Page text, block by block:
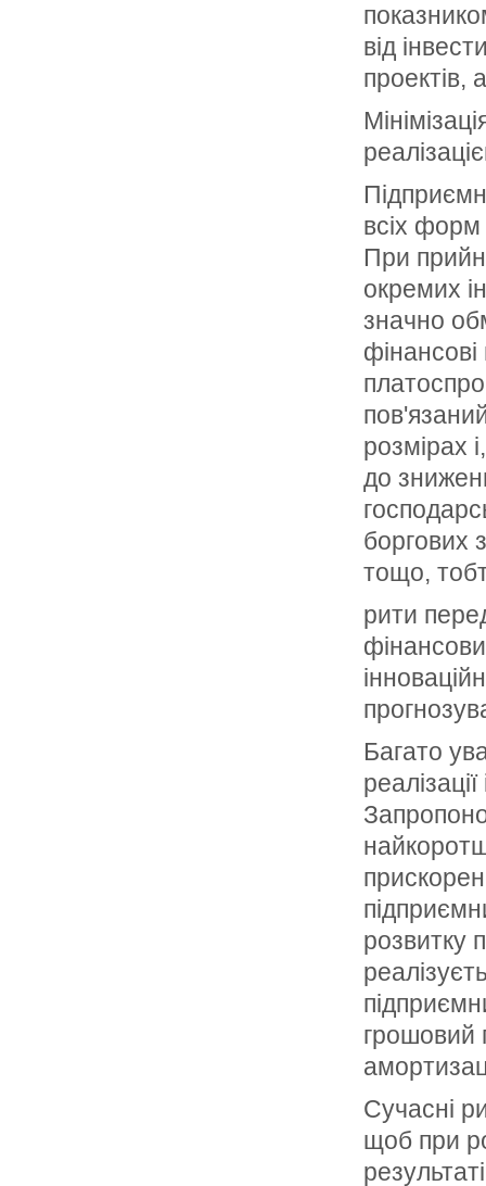
від
проектів,
всіх форм
При
окремих
значно
фінансові
розмірах
до
боргових
тощо,
рити
Багато
розвитку
грошовий
Сучасні
щоб при